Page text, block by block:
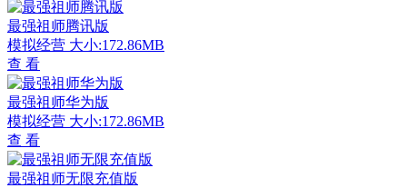
最强祖师腾讯版
模拟经营 大小:172.86MB
查 看
最强祖师华为版
模拟经营 大小:172.86MB
查 看
最强祖师无限充值版